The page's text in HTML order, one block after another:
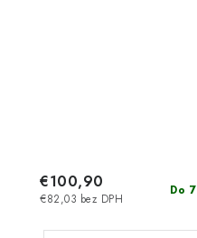
Do
€82,03 bez DPH
€100,90